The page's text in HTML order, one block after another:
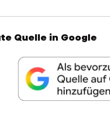
Quelle in Google